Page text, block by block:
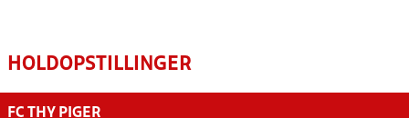
HOLDOPSTILLINGER
FC THY PIGER